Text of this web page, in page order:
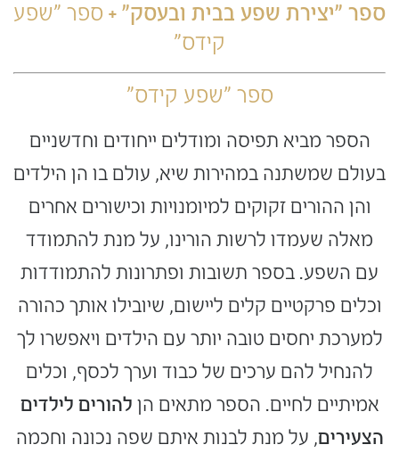
ספר "יצירת שפע בבית ובעסק" + ספר "שפע
קידס"
ספר "שפע קידס"
הספר מביא תפיסה ומודלים ייחודים וחדשניים
בעולם שמשתנה במהירות שיא, עולם בו הן הילדים
והן ההורים זקוקים למיומנויות וכישורים אחרים
מאלה שעמדו לרשות הורינו, על מנת להתמודד
עם השפע. בספר תשובות ופתרונות להתמודדות
וכלים פרקטיים קלים ליישום, שיובילו אותך כהורה
למערכת יחסים טובה יותר עם הילדים ויאפשרו לך
להנחיל להם ערכים של כבוד וערך לכסף, וכלים
אמיתיים לחיים. הספר מתאים הן להורים לילדים
הצעירים, על מנת לבנות איתם שפה נכונה וחכמה